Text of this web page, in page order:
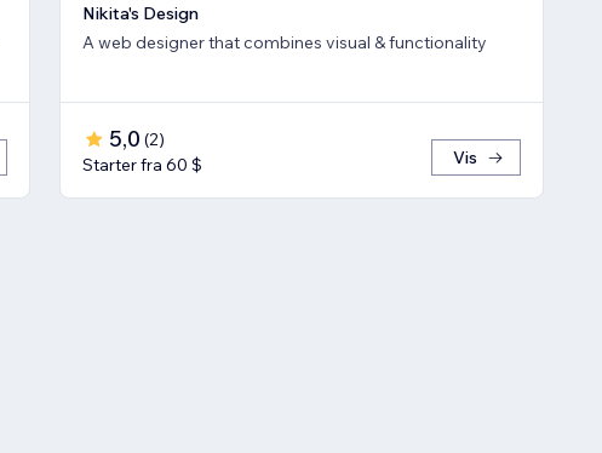
Nikita's Design
A web designer that combines visual & functionality
5,0 (2)
Starter fra 60 $
Vis